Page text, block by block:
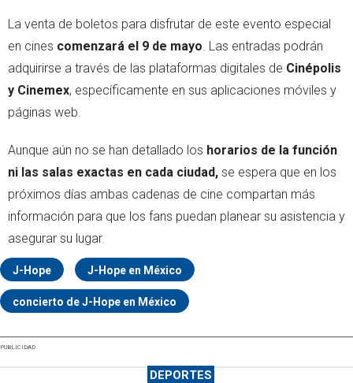
La venta de boletos para disfrutar de este evento especial
en cines comenzará el 9 de mayo . Las entradas podrán
adquirirse a través de las plataformas digitales de Cinépolis
y Cinemex, específicamente en sus aplicaciones móviles y
páginas web.
Aunque aún no se han detallado los horarios de la función
ni las salas exactas en cada ciudad, se espera que en los
próximos días ambas cadenas de cine compartan más
información para que los fans puedan planear su asistencia y
asegurar su lugar.
J-Hope J-Hope en México
concierto de J-Hope en México
PUBLICIDAD
DEPORTES